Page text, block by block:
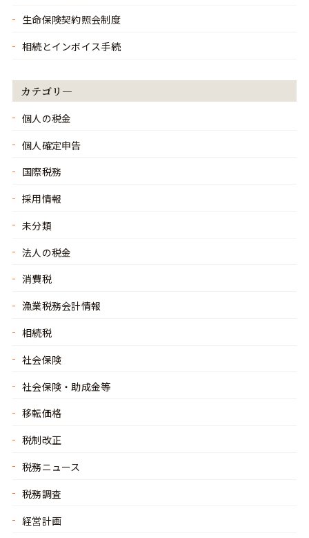
生命保険契約照会制度
相続とインボイス手続
カテゴリ―
個人の税金
個人確定申告
国際税務
採用情報
未分類
法人の税金
消費税
漁業税務会計情報
相続税
社会保険
社会保険・助成金等
移転価格
税制改正
税務ニュース
税務調査
経営計画